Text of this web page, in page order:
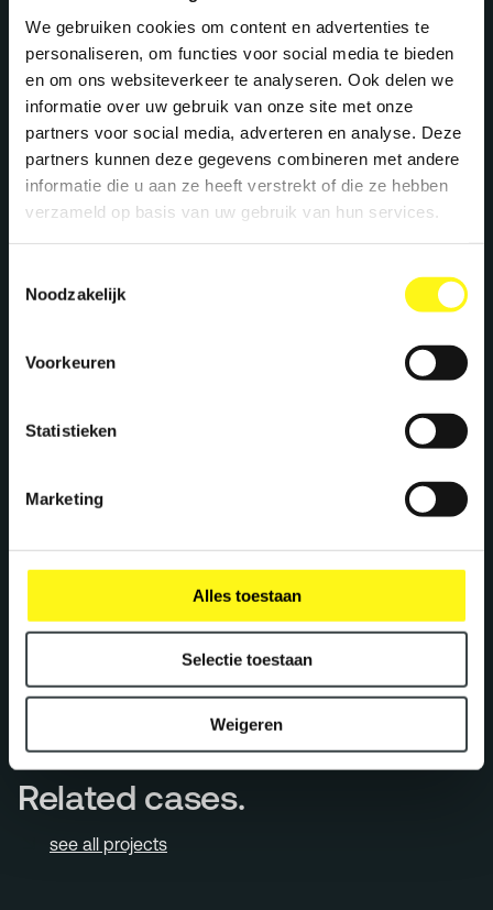
We gebruiken cookies om content en advertenties te
personaliseren, om functies voor social media te bieden
en om ons websiteverkeer te analyseren. Ook delen we
informatie over uw gebruik van onze site met onze
partners voor social media, adverteren en analyse. Deze
partners kunnen deze gegevens combineren met andere
informatie die u aan ze heeft verstrekt of die ze hebben
verzameld op basis van uw gebruik van hun services.
Noodzakelijk
Voorkeuren
Statistieken
Marketing
Alles toestaan
Selectie toestaan
Weigeren
Related cases.
see all projects